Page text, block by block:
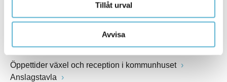
Tillåt urval
Avvisa
Öppettider växel och reception i kommunhuset
Anslagstavla